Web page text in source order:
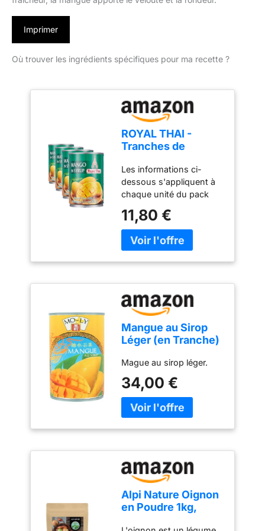
Imprimer
Où trouver les ingrédients spécifiques pour ma recette ?
ROYAL THAI -
Tranches de
X 425 GR (Lot de 4)
Les informations ci-
dessous s'appliquent à
chaque unité du pack
tranches de mangue
directement dans la boîte
de conserve Un
de Thaïlande Contenu : 1
x 425 g
11,80 €
Mangue au Sirop
Léger (en Tranche)
Offres de 2, 4 et 6
Boite - Livraison
Gratuite France (4
boites)
Mague au sirop léger.
34,00 €
Alpi Nature Oignon
en Poudre 1kg,